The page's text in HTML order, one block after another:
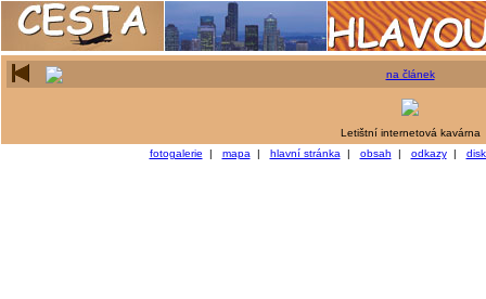
na článek
Letištní internetová kavárna
fotogalerie | mapa | hlavní stránka | obsah | odkazy|